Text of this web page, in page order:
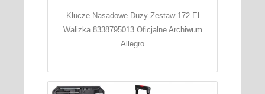
Klucze Nasadowe Duzy Zestaw 172 El
Walizka 8338795013 Oficjalne Archiwum
Allegro